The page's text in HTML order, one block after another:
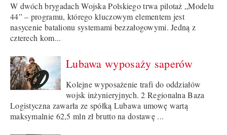
W dwóch brygadach Wojska Polskiego trwa pilotaż „Modelu
44” – programu, którego kluczowym elementem jest
nasycenie batalionu systemami bezzałogowymi. Jedną z
czterech kom...
Lubawa wyposaży saperów
Kolejne wyposażenie trafi do oddziałów
wojsk inżynieryjnych. 2 Regionalna Baza
Logistyczna zawarła ze spółką Lubawa umowę wartą
maksymalnie 62,5 mln zł brutto na dostawę ...